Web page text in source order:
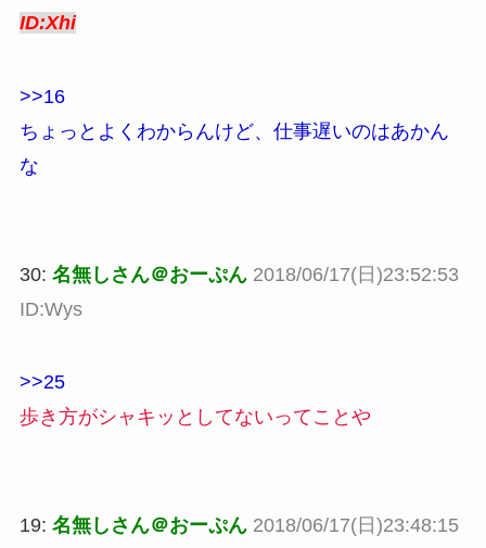
ID:Xhi
>>16
ちょっとよくわからんけど、仕事遅いのはあかん
な
30: 名無しさん＠おーぷん 2018/06/17(日)23:52:53
ID:Wys
>>25
歩き方がシャキッとしてないってことや
19: 名無しさん＠おーぷん 2018/06/17(日)23:48:15